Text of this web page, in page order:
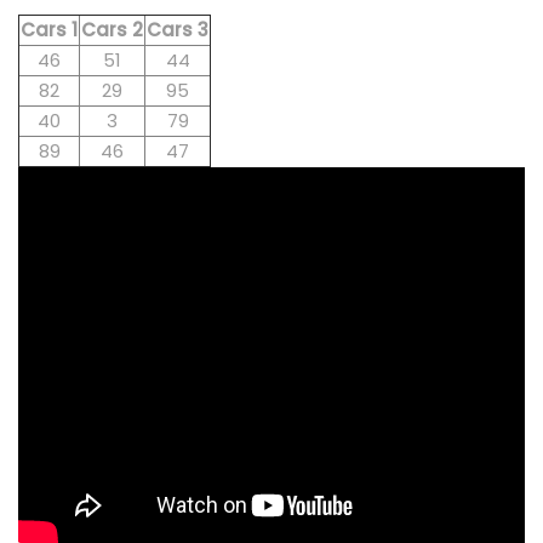
Cars 1Cars 2Cars 3
46
51
44
82
29
95
40
3
79
89
46 47